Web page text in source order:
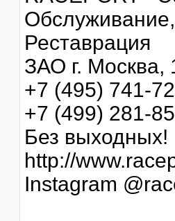
Реставрация
ЗАО г. Москва,
+7 (495) 741-
+7 (499) 281-
Без выходных!
http://
Instagram